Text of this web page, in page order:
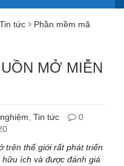
Tin tức
Phần mềm mã
MỞ MIỄN
Tin tức
0
trên thế giới rất phát triển
ích và được đánh giá